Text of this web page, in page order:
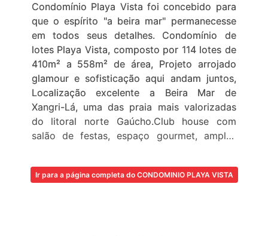
Condomínio Playa Vista foi concebido para
que o espírito "a beira mar" permanecesse
em todos seus detalhes. Condomínio de
lotes Playa Vista, composto por 114 lotes de
410m² a 558m² de área, Projeto arrojado
glamour e sofisticação aqui andam juntos,
Localização excelente a Beira Mar de
Xangri-Lá, uma das praia mais valorizadas
do litoral norte Gaúcho.Club house com
salão de festas, espaço gourmet, amplas
fitness, espaço de web, piscina térmica
coberta, piscinas externas aquecidas com
Ir para a página completa do CONDOMINIO PLAYA VISTA